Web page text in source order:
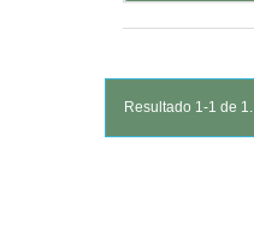
Resultado 1-1 de 1.